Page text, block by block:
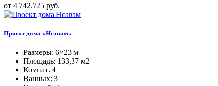
от 4.742.725 руб.
Проект дома «Нсавам»
Размеры: 6×23 м
Площадь: 133,37 м2
Комнат: 4
Ванных: 3